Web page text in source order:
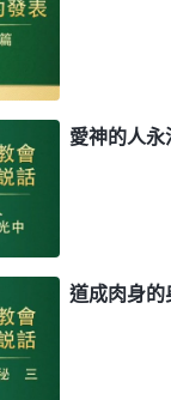
愛神的人
道成肉身